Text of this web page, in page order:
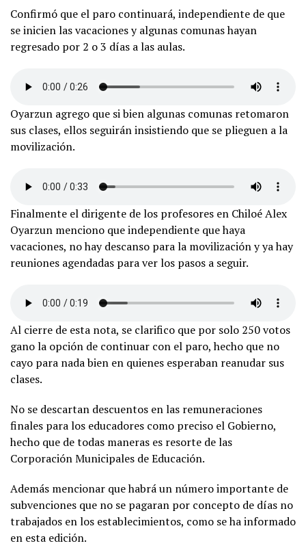
Confirmó que el paro continuará, independiente de que
se inicien las vacaciones y algunas comunas hayan
regresado por 2 o 3 días a las aulas.
Oyarzun agrego que si bien algunas comunas retomaron
sus clases, ellos seguirán insistiendo que se plieguen a la
movilización.
Finalmente el dirigente de los profesores en Chiloé Alex
Oyarzun menciono que independiente que haya
vacaciones, no hay descanso para la movilización y ya hay
reuniones agendadas para ver los pasos a seguir.
Al cierre de esta nota, se clarifico que por solo 250 votos
gano la opción de continuar con el paro, hecho que no
cayo para nada bien en quienes esperaban reanudar sus
clases.
No se descartan descuentos en las remuneraciones
finales para los educadores como preciso el Gobierno,
hecho que de todas maneras es resorte de las
Corporación Municipales de Educación.
Además mencionar que habrá un número importante de
subvenciones que no se pagaran por concepto de días no
trabajados en los establecimientos, como se ha informado
en esta edición.